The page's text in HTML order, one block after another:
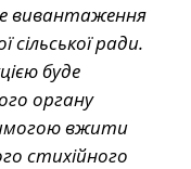
вивантаження
сільської ради.
буде
органу
вжити
стихійного